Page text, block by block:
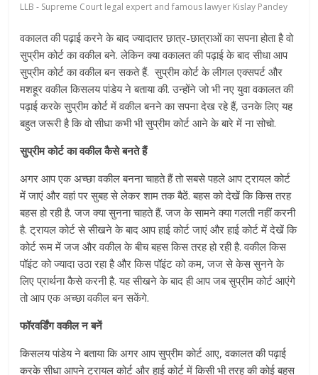
LLB - Supreme Court legal expert and famous lawyer Kislay Pandey
वकालत की पढ़ाई करने के बाद ज्यादातर छात्र-छात्राओं का सपना होता है वो
सुप्रीम कोर्ट का वकील बने. लेकिन क्या वकालत की पढ़ाई के बाद सीधा आप
सुप्रीम कोर्ट का वकील बन सकते हैं. सुप्रीम कोर्ट के लीगल एक्सपर्ट और
मशहूर वकील किसलय पांडेय ने बताया की. उन्होंने जो भी नए युवा वकालत की
पढ़ाई करके सुप्रीम कोर्ट में वकील बनने का सपना देख रहे हैं, उनके लिए यह
बहुत जरूरी है कि वो सीधा कभी भी सुप्रीम कोर्ट आने के बारे में ना सोचो.
सुप्रीम कोर्ट का वकील कैसे बनते हैं
अगर आप एक अच्छा वकील बनना चाहते हैं तो सबसे पहले आप ट्रायल कोर्ट
में जाएं और वहां पर सुबह से लेकर शाम तक बैठें. बहस को देखें कि किस तरह
बहस हो रही है. जज क्या सुनना चाहते हैं. जज के सामने क्या गलती नहीं करनी
है. ट्रायल कोर्ट से सीखने के बाद आप हाई कोर्ट जाएं और हाई कोर्ट में देखें कि
कोर्ट रूम में जज और वकील के बीच बहस किस तरह हो रही है. वकील किस
पॉइंट को ज्यादा उठा रहा है और किस पॉइंट को कम, जज से केस सुनने के
लिए प्रार्थना कैसे करनी है. यह सीखने के बाद ही आप जब सुप्रीम कोर्ट आएंगे
तो आप एक अच्छा वकील बन सकेंगे.
फॉरवर्डिंग वकील न बनें
किसलय पांडेय ने बताया कि अगर आप सुप्रीम कोर्ट आए, वकालत की पढ़ाई
करके सीधा आपने ट्रायल कोर्ट और हाई कोर्ट में किसी भी तरह की कोई बहस